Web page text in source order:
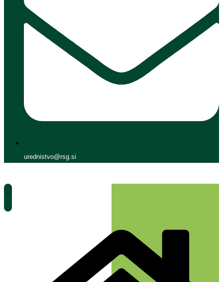
urednistvo@rsg.si